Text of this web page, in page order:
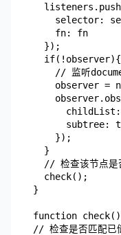
selector:
      fn: fn
    });
    if(!observer){
// 监听
observer =
subtree:
      });
    }
// 检查该节点是
    check();
  }
function
// 检查是否匹配已